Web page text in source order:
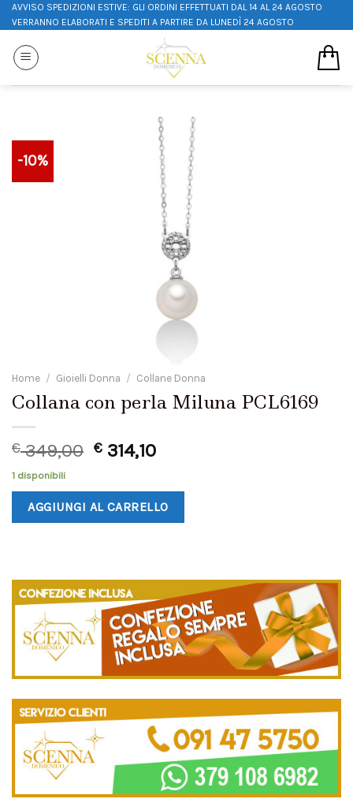
AVVISO SPEDIZIONI ESTIVE: GLI ORDINI EFFETTUATI DAL 14 AL 24 AGOSTO
VERRANNO ELABORATI E SPEDITI A PARTIRE DA LUNEDÌ 24 AGOSTO
-10%
Home / Gioielli Donna / Collane Donna
Collana con perla Miluna PCL6169
€349,00 € 314,10
1 disponibili
AGGIUNGI AL CARRELLO